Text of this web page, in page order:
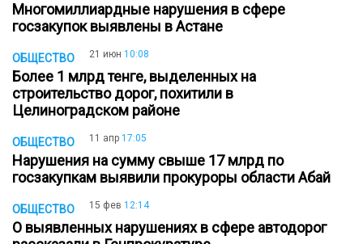
Многомиллиардные нарушения в сфере
госзакупок выявлены в Астане
ОБЩЕСТВО 21 июн 10:08
Более 1 млрд тенге, выделенных на
строительство дорог, похитили в
Целиноградском районе
ОБЩЕСТВО 11 апр 17:05
Нарушения на сумму свыше 17 млрд по
госзакупкам выявили прокуроры области Абай
ОБЩЕСТВО 15 фев 12:14
О выявленных нарушениях в сфере автодорог